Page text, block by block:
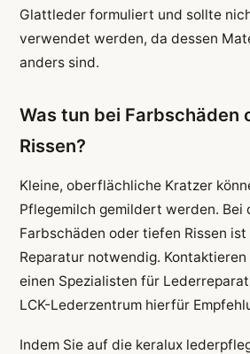
Glattleder formuliert und sollte
verwendet werden, da dessen
anders sind.
Was tun bei Farbschäden
Rissen?
Kleine, oberflächliche Kratzer
Pflegemilch gemildert werden. Bei
Farbschäden oder tiefen Rissen
Reparatur notwendig. Kontaktieren
einen Spezialisten für
LCK-Lederzentrum hierfür
Indem Sie auf die keralux